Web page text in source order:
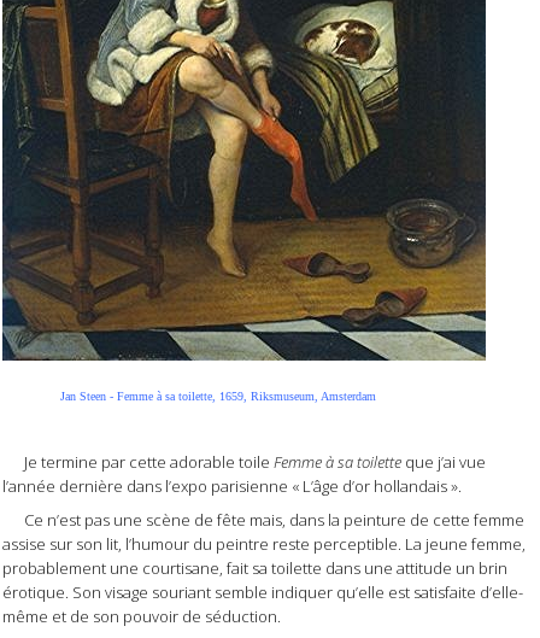
Jan Steen - Femme à sa toilette, 1659, Riksmuseum, Amsterdam
Je termine par cette adorable toile Femme à sa toilette que j’ai vue
l’année dernière dans l’expo parisienne « L’âge d’or hollandais ».
Ce n’est pas une scène de fête mais, dans la peinture de cette femme
assise sur son lit, l’humour du peintre reste perceptible. La jeune femme,
probablement une courtisane, fait sa toilette dans une attitude un brin
érotique. Son visage souriant semble indiquer qu’elle est satisfaite d’elle-
même et de son pouvoir de séduction.